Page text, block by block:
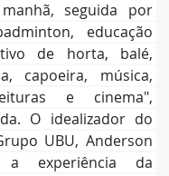
seguida por
educação
de horta, balé,
capoeira, música,
e cinema",
O idealizador do
UBU, Anderson
a experiência da